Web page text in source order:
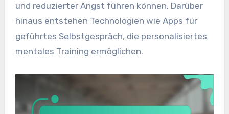
und reduzierter Angst führen können. Darüber
hinaus entstehen Technologien wie Apps für
geführtes Selbstgespräch, die personalisiertes
mentales Training ermöglichen.